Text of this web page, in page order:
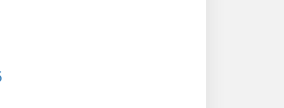
আহত ৪০